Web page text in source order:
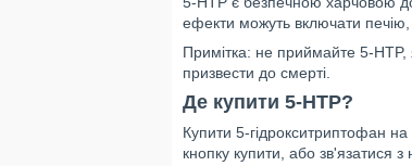
ефекти можуть включати
Примітка: не приймайте 5-HTP,
призвести до смерті.
Де купити 5-HTP?
Купити 5-гідрокситриптофан
кнопку купити, або зв'язатися